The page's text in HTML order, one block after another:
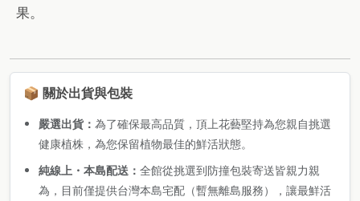
果。
📦 關於出貨與包裝
嚴選出貨：為了確保最高品質，頂上花藝堅持為您親自挑選
健康植株，為您保留植物最佳的鮮活狀態。
純線上・本島配送：全館從挑選到防撞包裝寄送皆親力親
為，目前僅提供台灣本島宅配（暫無離島服務），讓最鮮活